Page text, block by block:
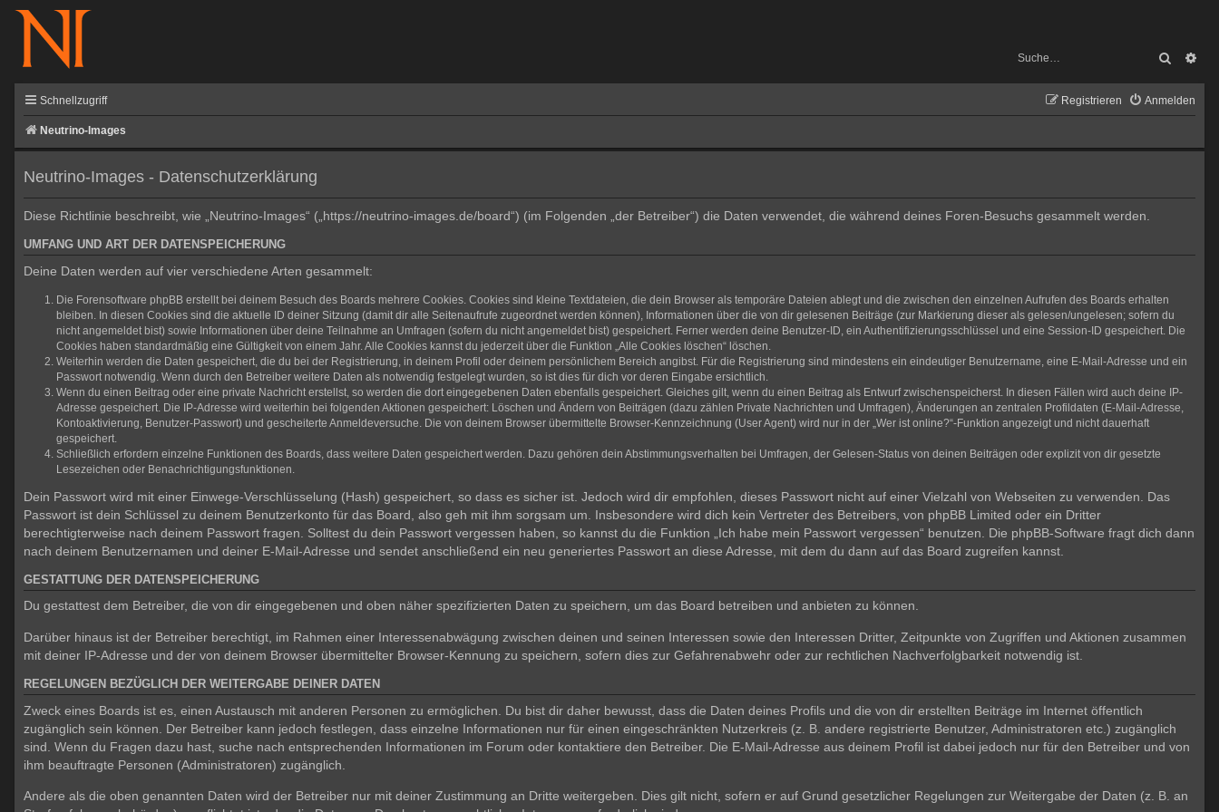
Suche
Schnellzugriff Anmelden
Registrieren
Neutrino-Images
Neutrino-Images - Datenschutzerklärung
Diese Richtlinie beschreibt, wie „Neutrino-Images“ („https://neutrino-images.de/board“) (im Folgenden „der Betreiber“) die Daten verwendet, die während deines Foren-Besuchs gesammelt werden.
UMFANG UND ART DER DATENSPEICHERUNG
Deine Daten werden auf vier verschiedene Arten gesammelt:
Die Forensoftware phpBB erstellt bei deinem Besuch des Boards mehrere Cookies. Cookies sind kleine Textdateien, die dein Browser als temporäre Dateien ablegt und die zwischen den einzelnen Aufrufen des Boards erhalten
bleiben. In diesen Cookies sind die aktuelle ID deiner Sitzung (damit dir alle Seitenaufrufe zugeordnet werden können), Informationen über die von dir gelesenen Beiträge (zur Markierung dieser als gelesen/ungelesen; sofern du
nicht angemeldet bist) sowie Informationen über deine Teilnahme an Umfragen (sofern du nicht angemeldet bist) gespeichert. Ferner werden deine Benutzer-ID, ein Authentifizierungsschlüssel und eine Session-ID gespeichert. Die
Cookies haben standardmäßig eine Gültigkeit von einem Jahr. Alle Cookies kannst du jederzeit über die Funktion „Alle Cookies löschen“ löschen.
Weiterhin werden die Daten gespeichert, die du bei der Registrierung, in deinem Profil oder deinem persönlichem Bereich angibst. Für die Registrierung sind mindestens ein eindeutiger Benutzername, eine E-Mail-Adresse und ein
Passwort notwendig. Wenn durch den Betreiber weitere Daten als notwendig festgelegt wurden, so ist dies für dich vor deren Eingabe ersichtlich.
Wenn du einen Beitrag oder eine private Nachricht erstellst, so werden die dort eingegebenen Daten ebenfalls gespeichert. Gleiches gilt, wenn du einen Beitrag als Entwurf zwischenspeicherst. In diesen Fällen wird auch deine IP-
Adresse gespeichert. Die IP-Adresse wird weiterhin bei folgenden Aktionen gespeichert: Löschen und Ändern von Beiträgen (dazu zählen Private Nachrichten und Umfragen), Änderungen an zentralen Profildaten (E-Mail-Adresse,
Kontoaktivierung, Benutzer-Passwort) und gescheiterte Anmeldeversuche. Die von deinem Browser übermittelte Browser-Kennzeichnung (User Agent) wird nur in der „Wer ist online?“-Funktion angezeigt und nicht dauerhaft
gespeichert.
Schließlich erfordern einzelne Funktionen des Boards, dass weitere Daten gespeichert werden. Dazu gehören dein Abstimmungsverhalten bei Umfragen, der Gelesen-Status von deinen Beiträgen oder explizit von dir gesetzte
Lesezeichen oder Benachrichtigungsfunktionen.
Dein Passwort wird mit einer Einwege-Verschlüsselung (Hash) gespeichert, so dass es sicher ist. Jedoch wird dir empfohlen, dieses Passwort nicht auf einer Vielzahl von Webseiten zu verwenden. Das
Passwort ist dein Schlüssel zu deinem Benutzerkonto für das Board, also geh mit ihm sorgsam um. Insbesondere wird dich kein Vertreter des Betreibers, von phpBB Limited oder ein Dritter
berechtigterweise nach deinem Passwort fragen. Solltest du dein Passwort vergessen haben, so kannst du die Funktion „Ich habe mein Passwort vergessen“ benutzen. Die phpBB-Software fragt dich dann
nach deinem Benutzernamen und deiner E-Mail-Adresse und sendet anschließend ein neu generiertes Passwort an diese Adresse, mit dem du dann auf das Board zugreifen kannst.
GESTATTUNG DER DATENSPEICHERUNG
Du gestattest dem Betreiber, die von dir eingegebenen und oben näher spezifizierten Daten zu speichern, um das Board betreiben und anbieten zu können.
Darüber hinaus ist der Betreiber berechtigt, im Rahmen einer Interessenabwägung zwischen deinen und seinen Interessen sowie den Interessen Dritter, Zeitpunkte von Zugriffen und Aktionen zusammen
mit deiner IP-Adresse und der von deinem Browser übermittelter Browser-Kennung zu speichern, sofern dies zur Gefahrenabwehr oder zur rechtlichen Nachverfolgbarkeit notwendig ist.
REGELUNGEN BEZÜGLICH DER WEITERGABE DEINER DATEN
Zweck eines Boards ist es, einen Austausch mit anderen Personen zu ermöglichen. Du bist dir daher bewusst, dass die Daten deines Profils und die von dir erstellten Beiträge im Internet öffentlich
zugänglich sein können. Der Betreiber kann jedoch festlegen, dass einzelne Informationen nur für einen eingeschränkten Nutzerkreis (z. B. andere registrierte Benutzer, Administratoren etc.) zugänglich
sind. Wenn du Fragen dazu hast, suche nach entsprechenden Informationen im Forum oder kontaktiere den Betreiber. Die E-Mail-Adresse aus deinem Profil ist dabei jedoch nur für den Betreiber und von
ihm beauftragte Personen (Administratoren) zugänglich.
Andere als die oben genannten Daten wird der Betreiber nur mit deiner Zustimmung an Dritte weitergeben. Dies gilt nicht, sofern er auf Grund gesetzlicher Regelungen zur Weitergabe der Daten (z. B. an